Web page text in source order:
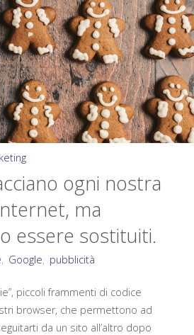
ogni nostra
ma
essere sostituiti.
, Google, pubblicità
piccoli frammenti di codice
browser, che permettono ad
da un sito all’altro dopo